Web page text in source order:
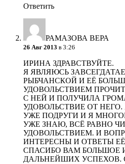
Ответить
РАМАЗОВА ВЕРА
26 Авг 2013 в 3:26
ИРИНА ЗДРАВСТВУЙТЕ.
Я ЯВЛЯЮСЬ
РЫБЧАНСКОЙ И ЕЁ
УДОВОЛЬСТВИЕМ
С НЕЙ И ПОЛУЧИЛА
УДОВОЛЬСТВИЕ ОТ
УЖЕ ПОДРУГИ И Я
УЖЕ ЗНАЮ, ВСЁ РАВНО
УДОВОЛЬСТВИЕМ. И
ИНТЕРЕСНЫ И ОТВЕТЫ
СПАСИБО ВАМ БОЛЬШОЕ
ДАЛЬНЕЙШИХ УСПЕХОВ.